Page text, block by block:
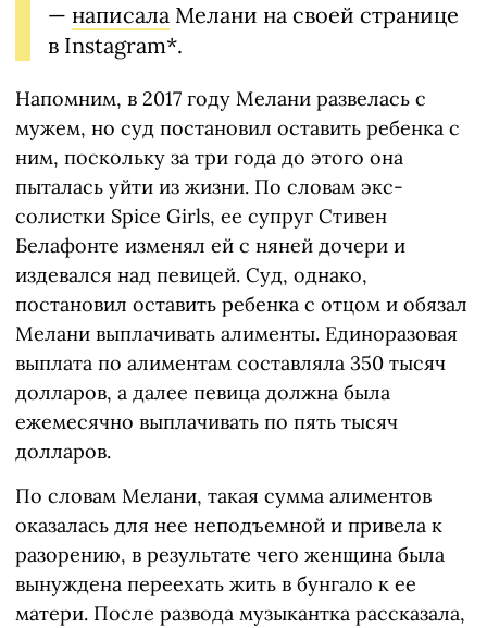
— написала Мелани на своей странице
в Instagram*.
Напомним, в 2017 году Мелани развелась с
мужем, но суд постановил оставить ребенка с
ним, поскольку за три года до этого она
пыталась уйти из жизни. По словам экс-
солистки Spice Girls, ее супруг Стивен
Белафонте изменял ей с няней дочери и
издевался над певицей. Суд, однако,
постановил оставить ребенка с отцом и обязал
Мелани выплачивать алименты. Единоразовая
выплата по алиментам составляла 350 тысяч
долларов, а далее певица должна была
ежемесячно выплачивать по пять тысяч
долларов.
По словам Мелани, такая сумма алиментов
оказалась для нее неподъемной и привела к
разорению, в результате чего женщина была
вынуждена переехать жить в бунгало к ее
матери. После развода музыкантка рассказала,